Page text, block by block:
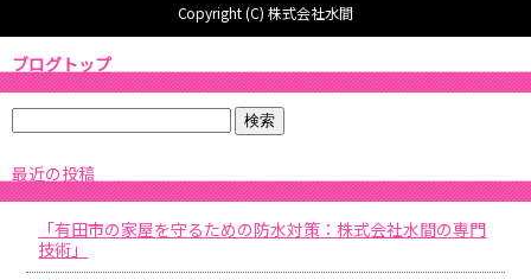
Copyright (C) 株式会社水間
ブログトップ
最近の投稿
「有田市の家屋を守るための防水対策：株式会社水間の専門
技術」